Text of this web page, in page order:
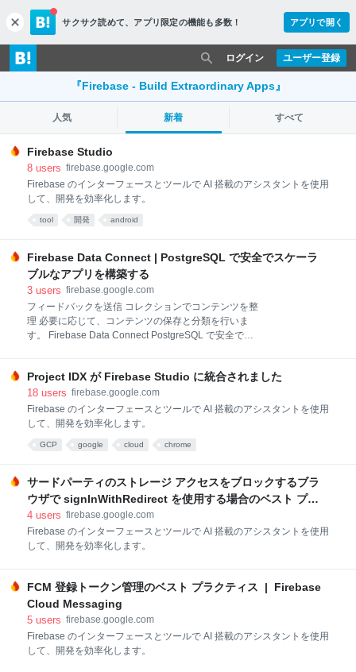
c
l
o
s
サクサク読めて、 アプリ限定の機能も多数！ アプリで開く
ユーザー登録
ログイン
『Firebase - Build Extraordinary Apps』
人気 新着 すべて
Firebase Studio
8 users firebase.google.com
Firebase のインターフェースとツールで AI 搭載のアシスタントを使用
して、開発を効率化します。
tool 開発 android
Firebase Data Connect | PostgreSQL で安全でスケーラ
ブルなアプリを構築する
3 users firebase.google.com
フィードバックを送信 コレクションでコンテンツを整
理 必要に応じて、コンテンツの保存と分類を行いま
す。 Firebase Data Connect PostgreSQL で安全でス
queries. Use rich relational queries securely without
needing custom server infrastructure.
Project IDX が Firebase Studio に統合されました
18 users firebase.google.com
Firebase のインターフェースとツールで AI 搭載のアシスタントを使用
して、開発を効率化します。
GCP google cloud chrome
サードパーティのストレージ アクセスをブロックするブラ
ウザで signInWithRedirect を使用する場合のベスト プラ
クティス | Firebase
4 users firebase.google.com
Firebase のインターフェースとツールで AI 搭載のアシスタントを使用
して、開発を効率化します。
FCM 登録トークン管理のベスト プラクティス | Firebase
Cloud Messaging
5 users firebase.google.com
Firebase のインターフェースとツールで AI 搭載のアシスタントを使用
して、開発を効率化します。